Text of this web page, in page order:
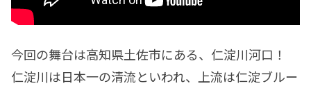
今回の舞台は高知県土佐市にある、仁淀川河口！
仁淀川は日本一の清流といわれ、上流は仁淀ブルー